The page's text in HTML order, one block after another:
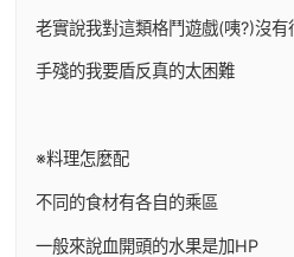
老實說我對這類格鬥遊戲(咦?)沒有
手殘的我要盾反真的太困難
※料理怎麼配
不同的食材有各自的乘區
一般來說血開頭的水果是加HP